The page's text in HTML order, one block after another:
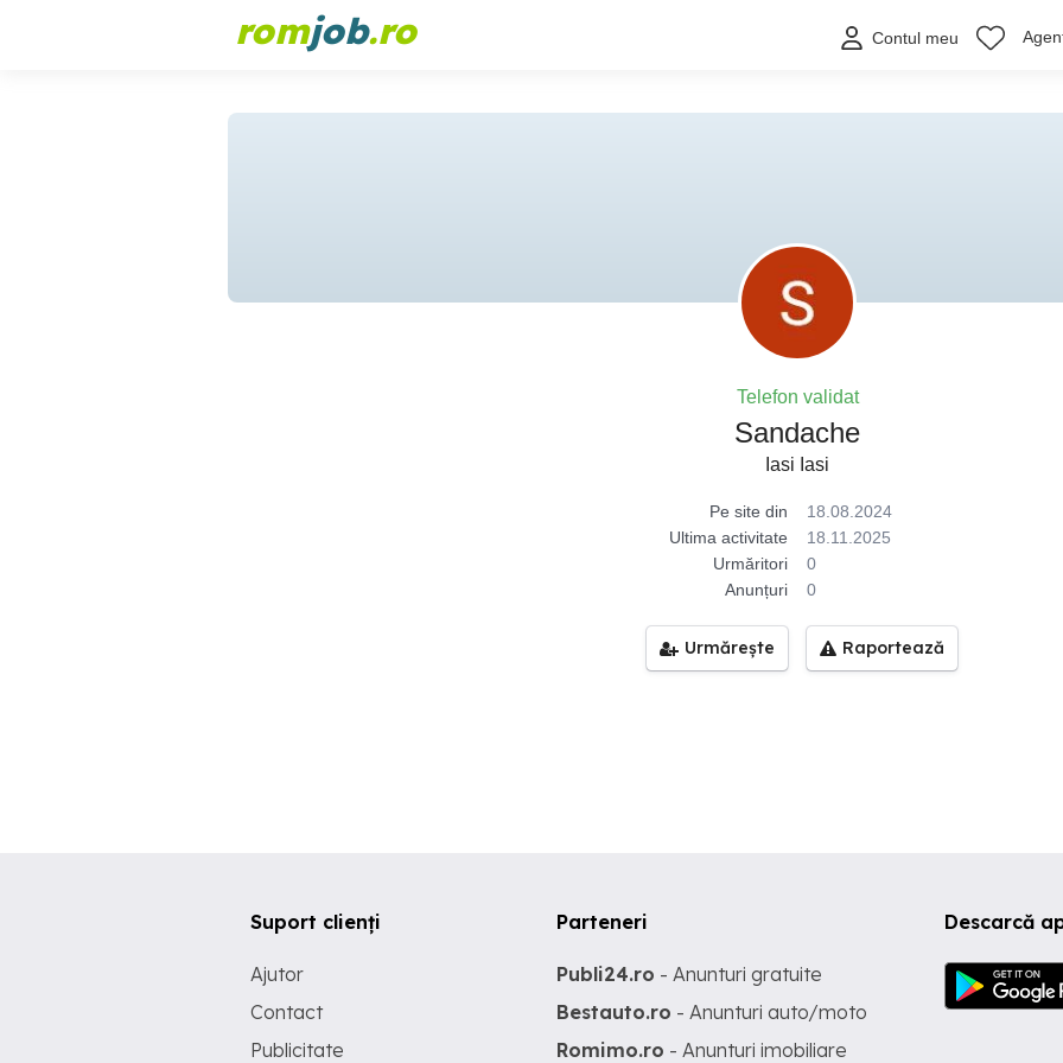
romjob.ro Contul meu
Telefon validat
Sandache
Iasi Iasi
Pe site din
18.08.2024
Ultima activitate
18.11.2025
Urmăritori
0
Anunțuri
0
Urmărește Raportează
Descarcă
Suport clienți
Ajutor
Contact
Publicitate
Parteneri
Publi24.ro - Anunturi gratuite
Bestauto.ro - Anunturi auto/moto
Romimo.ro - Anunturi imobiliare